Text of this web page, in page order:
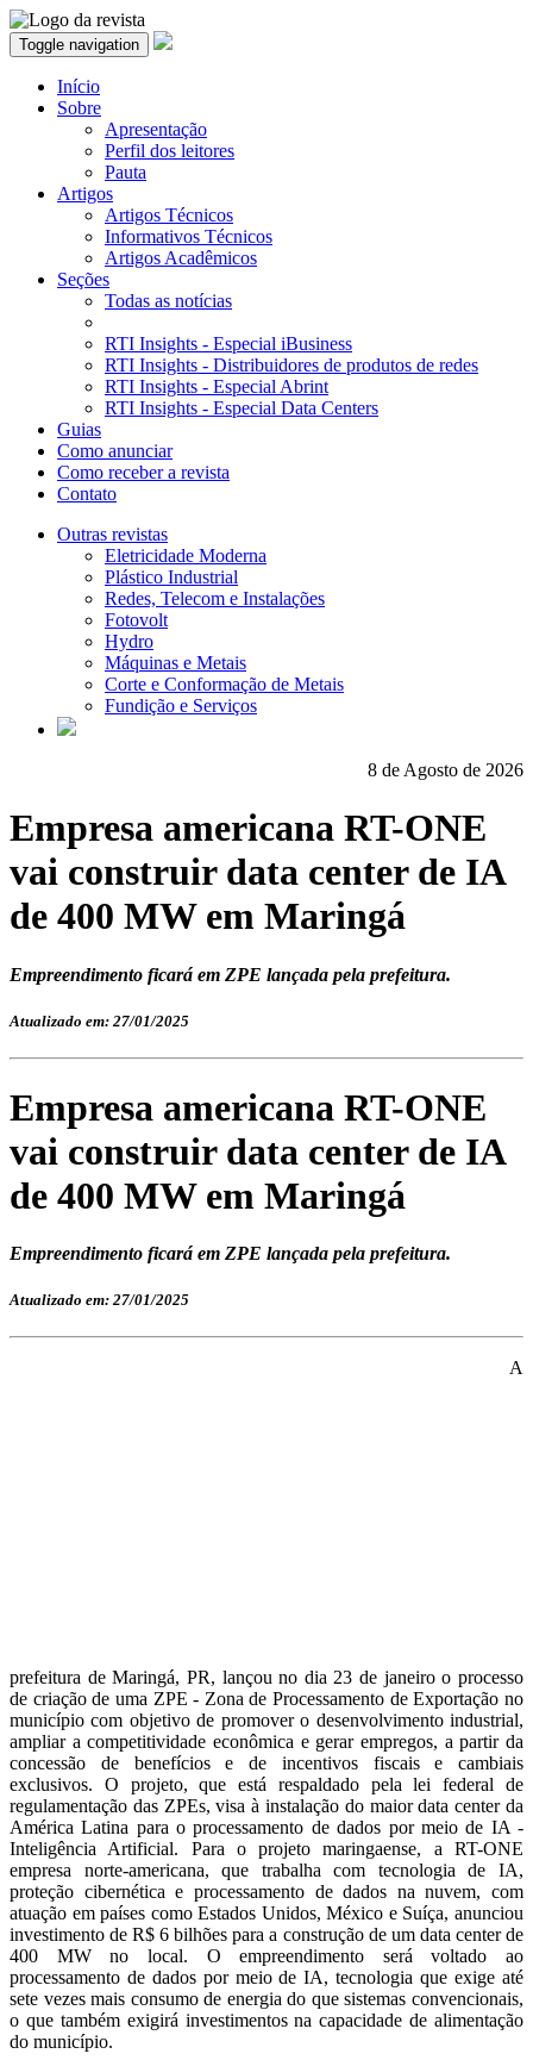
Toggle navigation
Início
Sobre
Apresentação
Perfil dos leitores
Pauta
Artigos
Artigos Técnicos
Informativos Técnicos
Artigos Acadêmicos
Seções
Todas as notícias
RTI Insights - Especial iBusiness
RTI Insights - Distribuidores de produtos de redes
RTI Insights - Especial Abrint
RTI Insights - Especial Data Centers
Guias
Como anunciar
Como receber a revista
Contato
Outras revistas
Eletricidade Moderna
Plástico Industrial
Redes, Telecom e Instalações
Fotovolt
Hydro
Máquinas e Metais
Corte e Conformação de Metais
Fundição e Serviços
8 de Agosto de 2026
Empresa americana RT-ONE
vai construir data center de IA
de 400 MW em Maringá
Empreendimento ficará em ZPE lançada pela prefeitura.
Atualizado em: 27/01/2025
Empresa americana RT-ONE
vai construir data center de IA
de 400 MW em Maringá
Empreendimento ficará em ZPE lançada pela prefeitura.
Atualizado em: 27/01/2025
A
prefeitura de Maringá, PR, lançou no dia 23 de janeiro o processo
de criação de uma ZPE - Zona de Processamento de Exportação no
município com objetivo de promover o desenvolvimento industrial,
ampliar a competitividade econômica e gerar empregos, a partir da
concessão de benefícios e de incentivos fiscais e cambiais
exclusivos. O projeto, que está respaldado pela lei federal de
regulamentação das ZPEs, visa à instalação do maior data center da
América Latina para o processamento de dados por meio de IA -
Inteligência Artificial. Para o projeto maringaense, a RT-ONE
empresa norte-americana, que trabalha com tecnologia de IA,
proteção cibernética e processamento de dados na nuvem, com
atuação em países como Estados Unidos, México e Suíça, anunciou
investimento de R$ 6 bilhões para a construção de um data center de
400 MW no local. O empreendimento será voltado ao
processamento de dados por meio de IA, tecnologia que exige até
sete vezes mais consumo de energia do que sistemas convencionais,
o que também exigirá investimentos na capacidade de alimentação
do município.